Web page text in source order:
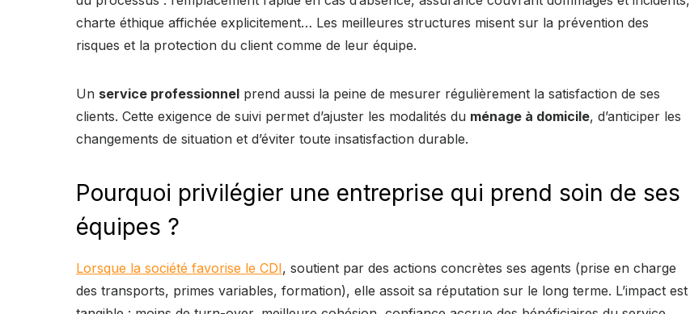
charte éthique affichée explicitement… Les meilleures structures misent sur la prévention des
risques et la protection du client comme de leur équipe.
Un service professionnel prend aussi la peine de mesurer régulièrement la satisfaction de ses
clients. Cette exigence de suivi permet d’ajuster les modalités du ménage à domicile, d’anticiper les
changements de situation et d’éviter toute insatisfaction durable.
Pourquoi privilégier une entreprise qui prend soin de ses
équipes ?
Lorsque la société favorise le CDI, soutient par des actions concrètes ses agents (prise en charge
des transports, primes variables, formation), elle assoit sa réputation sur le long terme. L’impact est